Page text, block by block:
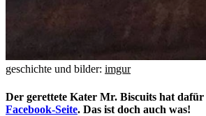
geschichte und bilder: imgur
Der gerettete Kater Mr. Biscuits hat dafür
Facebook-Seite. Das ist doch auch was!